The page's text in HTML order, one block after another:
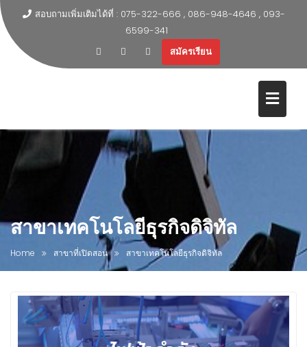
สอบถามเพิ่มเติมได้ที่ : 075-322-666 , 086-948-4646 , 093-
6599-341
สมัครเรียน
สาขาเทคโนโลยีธุรกิจดิจิทัล
Home สาขาที่เปิดสอน สาขาเทคโนโลยีธุรกิจดิจิทัล